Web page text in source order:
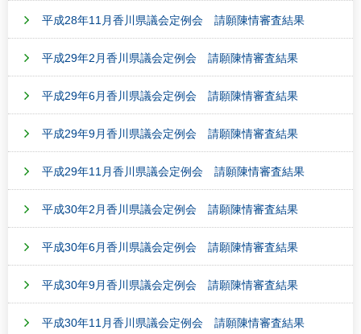
平成28年11月香川県議会定例会 請願陳情審査結果
平成29年2月香川県議会定例会 請願陳情審査結果
平成29年6月香川県議会定例会 請願陳情審査結果
平成29年9月香川県議会定例会 請願陳情審査結果
平成29年11月香川県議会定例会 請願陳情審査結果
平成30年2月香川県議会定例会 請願陳情審査結果
平成30年6月香川県議会定例会 請願陳情審査結果
平成30年9月香川県議会定例会 請願陳情審査結果
平成30年11月香川県議会定例会 請願陳情審査結果